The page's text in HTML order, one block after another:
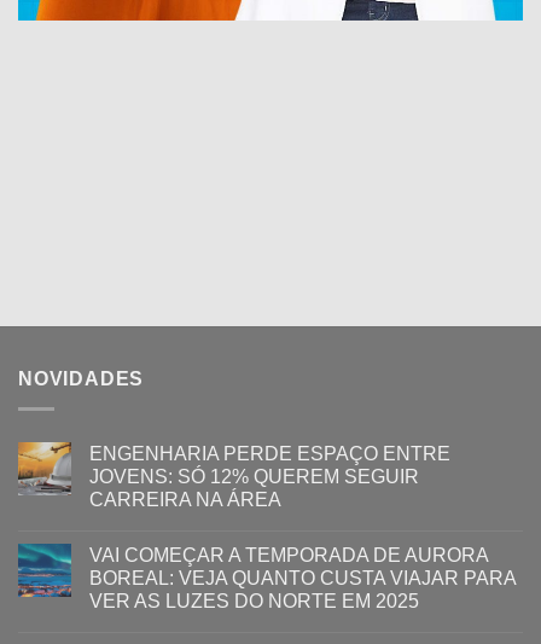
NOVIDADES
ENGENHARIA PERDE ESPAÇO ENTRE
JOVENS: SÓ 12% QUEREM SEGUIR
CARREIRA NA ÁREA
VAI COMEÇAR A TEMPORADA DE AURORA
BOREAL: VEJA QUANTO CUSTA VIAJAR PARA
VER AS LUZES DO NORTE EM 2025